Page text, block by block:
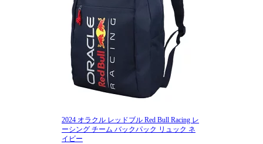
2024 オラクル レッドブル Red Bull Racing レ
ーシング チーム バックパック リュック ネ
イビー